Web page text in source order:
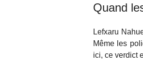
Quand
Lefxaru
Même les
ici, ce verdict